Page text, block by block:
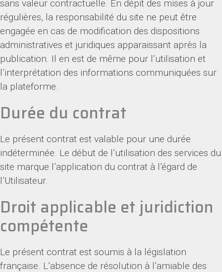
sans valeur contractuelle. En dépit des mises à jour
régulières, la responsabilité du site ne peut être
engagée en cas de modification des dispositions
administratives et juridiques apparaissant après la
publication. Il en est de même pour l’utilisation et
l’interprétation des informations communiquées sur
la plateforme.
Durée du contrat
Le présent contrat est valable pour une durée
indéterminée. Le début de l’utilisation des services du
site marque l’application du contrat à l’égard de
l’Utilisateur.
Droit applicable et juridiction
compétente
Le présent contrat est soumis à la législation
française. L’absence de résolution à l’amiable des